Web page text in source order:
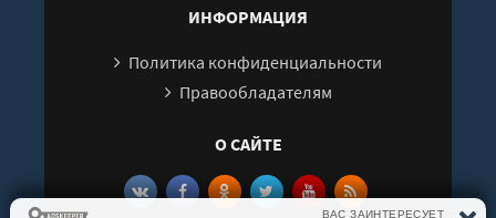
ИНФОРМАЦИЯ
Политика конфиденциальности
Правообладателям
О САЙТЕ